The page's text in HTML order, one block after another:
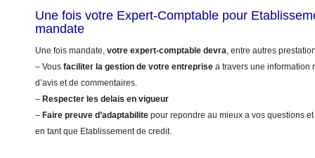
Une fois votre Expert-Comptable pour
mandate
Une fois mandate, votre expert-comptable devra, entre autres
– Vous faciliter la gestion de votre entreprise a travers une information
d’avis et de commentaires.
– Respecter les delais en vigueur
– Faire preuve d’adaptabilite pour repondre au mieux a vos questions
en tant que Etablissement de credit.